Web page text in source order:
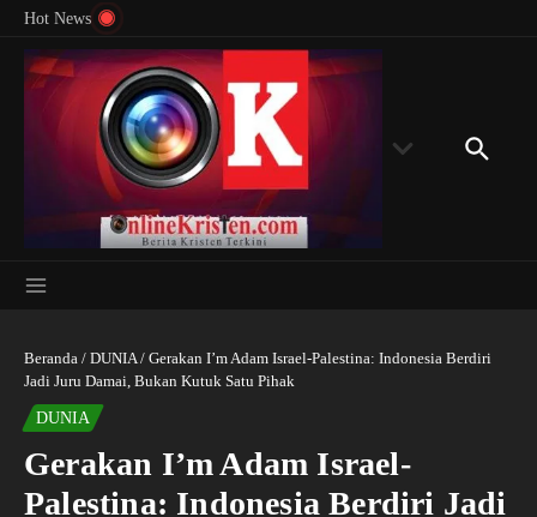
Lewati ke konten
Hot News
Beranda / DUNIA/ Gerakan I’m Adam Israel-Palestina: Indonesia Berdiri
Jadi Juru Damai, Bukan Kutuk Satu Pihak
DUNIA
Gerakan I’m Adam Israel-
Palestina: Indonesia Berdiri Jadi